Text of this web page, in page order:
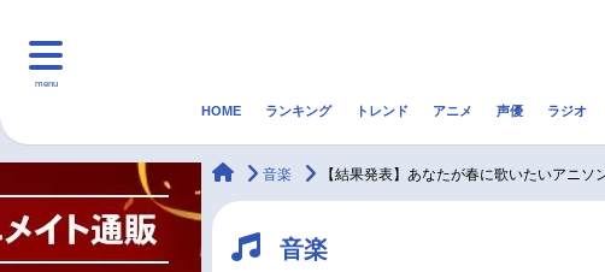
menu
マンガ・ラノベ ゲーム・アプリ
HOME ランキング トレンド アニメ 声優 ラジオ
animateTimes
音楽 【結果発表】あなたが春に歌いたいアニ
音楽